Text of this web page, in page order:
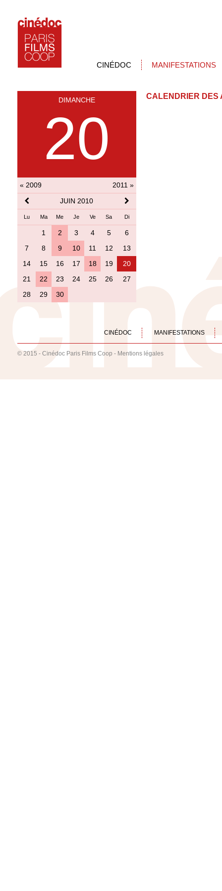
CINÉDOC MANIFESTATIONS
DIMANCHE
20
« 2009
2011 »
JUIN 2010
Lu Ma Me Je Ve Sa Di
1 2 3 4 5
6
7
8 9 10 11 12
13
14
15 16 17 18 19
20
21
22 23 24 25 26
27
28
29 30
CALENDRIER DES
CINÉDOC MANIFESTATIONS
© 2015 - Cinédoc Paris Films Coop - Mentions légales